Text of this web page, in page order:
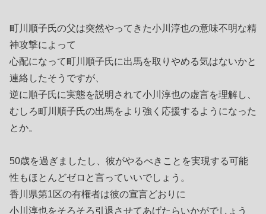
町川順子氏の父は突然やってきた小川淳也の意味不明な精
神攻撃によって
心配になって町川順子氏に出馬を取りやめる気はないかと
連絡したそうですが、
逆に順子氏に実態を説明されて小川淳也の虚言を理解し、
むしろ町川順子氏の出馬をより強く応援するようになった
とか。
50歳を過ぎましたし、彼がやるべきことを実現する可能
性もほとんどゼロと言っていいでしょう。
香川県第1区の有権者は彼の宣言どおりに
小川淳也をそろそろ引退させてあげたらいかがでしょう